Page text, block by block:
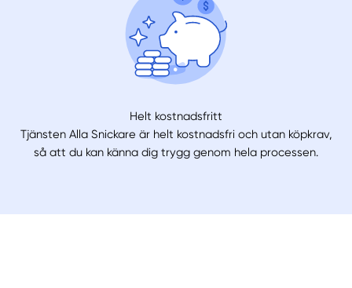
Helt kostnadsfritt
Tjänsten Alla Snickare är helt kostnadsfri och utan köpkrav,
så att du kan känna dig trygg genom hela processen.